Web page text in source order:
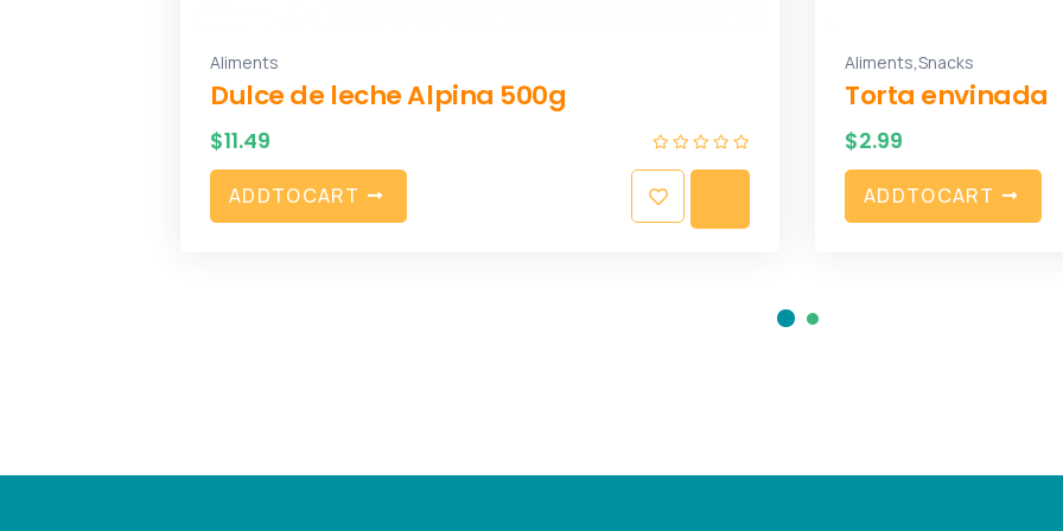
Aliments
Dulce de leche Alpina 500g
$11.49
ADDTOCART
Aliments,Snacks
Torta envinada
$2.99
ADDTOCART